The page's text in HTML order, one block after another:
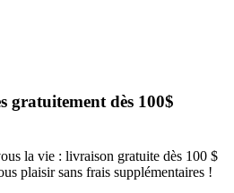
gratuitement dès 100$
la vie : livraison gratuite dès 100 $
plaisir sans frais supplémentaires !